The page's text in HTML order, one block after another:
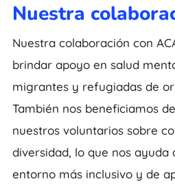
Nuestra
Nuestra colaboración con
brindar apoyo en salud
migrantes y refugiadas de
También nos beneficiamos
nuestros voluntarios sobre
diversidad, lo que nos ayuda
entorno más inclusivo y de